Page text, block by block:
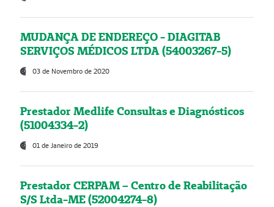
MUDANÇA DE ENDEREÇO - DIAGITAB
SERVIÇOS MÉDICOS LTDA (54003267-5)
03 de Novembro de 2020
Prestador Medlife Consultas e Diagnósticos
(51004334-2)
01 de Janeiro de 2019
Prestador CERPAM – Centro de Reabilitação
S/S Ltda-ME (52004274-8)